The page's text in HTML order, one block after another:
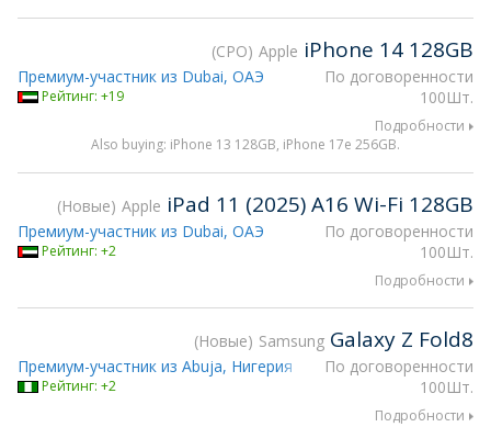
CPO Apple iPhone 14 128GB
По договоренности
100Шт.
Премиум-участник из Dubai, ОАЭ
Рейтинг: +19
Подробности
Also buying: iPhone 13 128GB, iPhone 17e 256GB.
Новые Apple iPad 11 (2025) A16 Wi-Fi 128GB
По договоренности
100Шт.
Премиум-участник из Dubai, ОАЭ
Рейтинг: +2
Подробности
Новые Samsung Galaxy Z Fold8
По договоренности
100Шт.
Премиум-участник из Abuja, Нигерия
Рейтинг: +2
Подробности